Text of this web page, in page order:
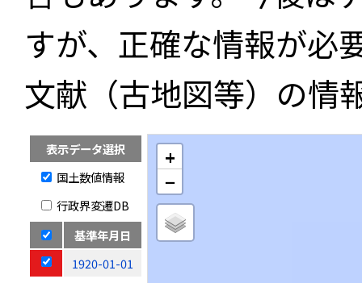
すが、正確な情報が必
文献（古地図等）の情
表示データ選択
国土数値情報
行政界変遷DB
基準年月日
1920-01-01
+
−